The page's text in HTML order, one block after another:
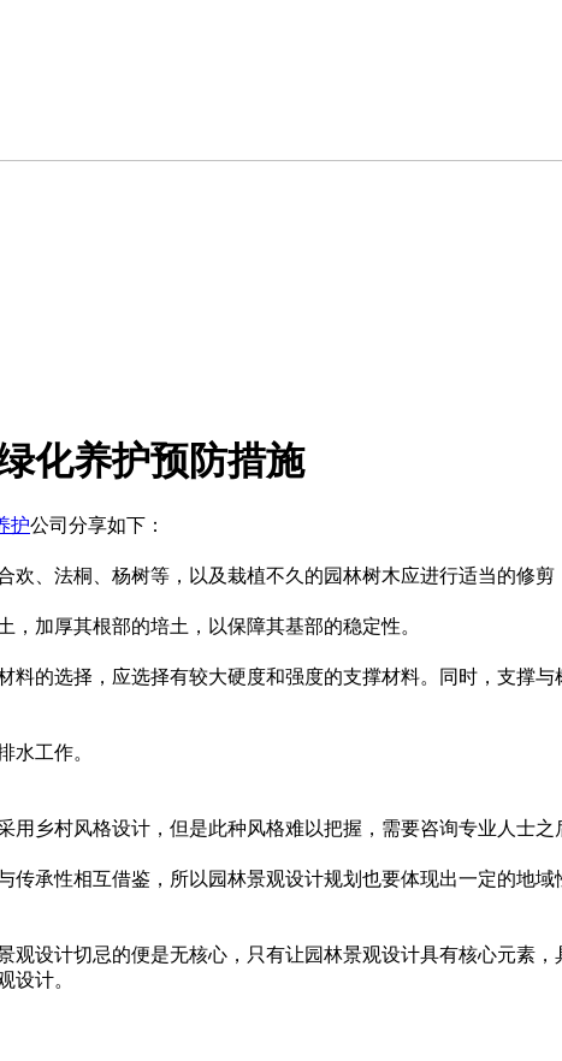
化养护预防措施
护公司分享如下：
、法桐、杨树等，以及栽植不久的园林树木应进行适当的修剪
加厚其根部的培土，以保障其基部的稳定性。
择，应选择有较大硬度和强度的支撑材料。同时，支撑与
作。
风格设计，但是此种风格难以把握，需要咨询专业人士之后再
性相互借鉴，所以园林景观设计规划也要体现出一定的地域性
计切忌的便是无核心，只有让园林景观设计具有核心元素
。